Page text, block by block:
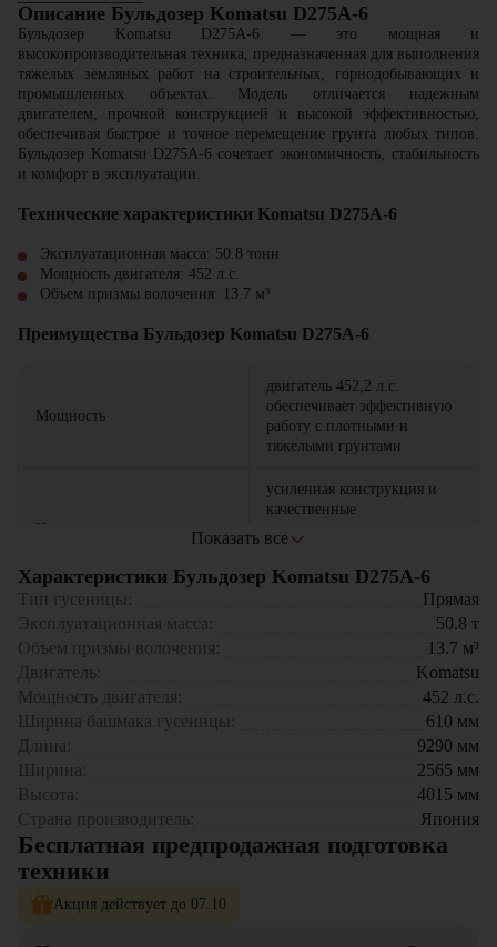
Описание Бульдозер Komatsu D275A-6
Бульдозер Komatsu D275A-6 — это мощная и
высокопроизводительная техника, предназначенная для выполнения
тяжелых земляных работ на строительных, горнодобывающих и
промышленных объектах. Модель отличается надежным
двигателем, прочной конструкцией и высокой эффективностью,
обеспечивая быстрое и точное перемещение грунта любых типов.
Бульдозер Komatsu D275A-6 сочетает экономичность, стабильность
и комфорт в эксплуатации.
Технические характеристики Komatsu D275A-6
Эксплуатационная масса: 50.8 тонн
Мощность двигателя: 452 л.с.
Объем призмы волочения: 13.7 м³
Преимущества Бульдозер Komatsu D275A-6
Мощность
двигатель 452,2 л.с.
обеспечивает эффективную
работу с плотными и
тяжелыми грунтами
Надежность
усиленная конструкция и
качественные
гарантируют долгий срок
службы техники
Производительность
Экономичность
оптимизированный расход
эксплуатационные затраты
эргономичным управлением
и системами безопасности
Показать все
Характеристики Бульдозер Komatsu D275A-6
Тип гусеницы:
Прямая
Эксплуатационная масса:
50.8 т
Объем призмы волочения:
13.7 м³
Двигатель:
Komatsu
Мощность двигателя:
452 л.с.
Ширина башмака гусеницы:
610 мм
Длина:
9290 мм
Ширина:
2565 мм
Высота:
4015 мм
Страна производитель:
Япония
Бесплатная предпродажная подготовка
техники
Акция действует до 07.10